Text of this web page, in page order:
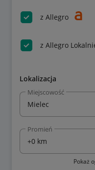
z Allegro
z Allegro
Lokalizacja
Miejscowość
Promień
Pokaż